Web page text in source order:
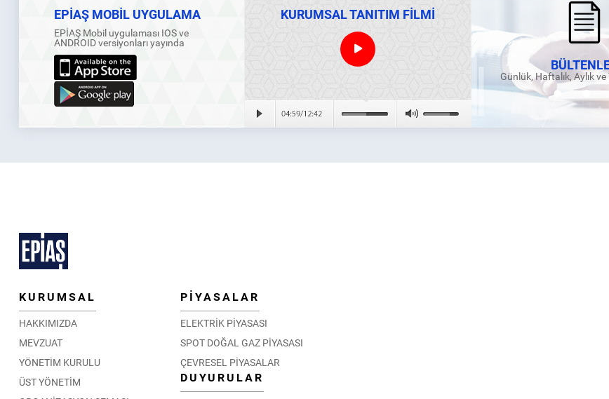
EPİAŞ MOBİL UYGULAMA
EPİAŞ Mobil uygulaması IOS ve
ANDROID versiyonları yayında
KURUMSAL TANITIM FİLMİ
Günlük, Haftalık, Aylık ve
KURUMSAL
HAKKIMIZDA
MEVZUAT
YÖNETİM KURULU
ÜST YÖNETİM
PİYASALAR
ELEKTRİK PİYASASI
SPOT DOĞAL GAZ PİYASASI
ÇEVRESEL PİYASALAR
DUYURULAR